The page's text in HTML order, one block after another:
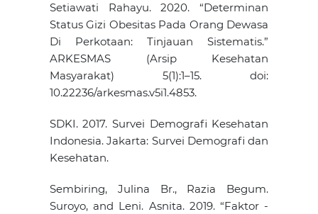
Setiawati Rahayu. 2020. “Determinan
Status Gizi Obesitas Pada Orang Dewasa
Di Perkotaan: Tinjauan Sistematis.”
ARKESMAS (Arsip Kesehatan
Masyarakat) 5(1):1–15. doi:
10.22236/arkesmas.v5i1.4853.
SDKI. 2017. Survei Demografi Kesehatan
Indonesia. Jakarta: Survei Demografi dan
Kesehatan.
Sembiring, Julina Br., Razia Begum.
Suroyo, and Leni. Asnita. 2019. “Faktor -